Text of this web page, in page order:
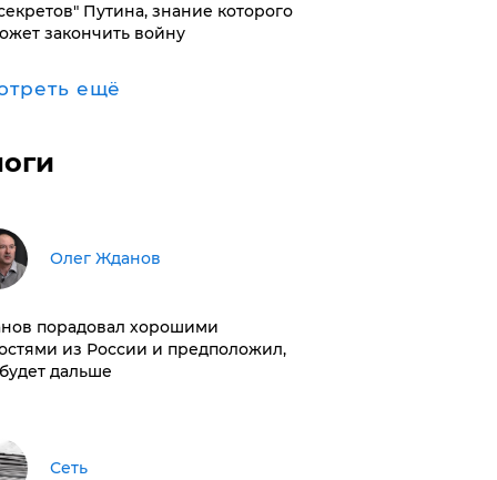
Путина, знание которого
закончить войну
ещё
Олег Жданов
порадовал хорошими
из России и предположил,
дальше
Сеть